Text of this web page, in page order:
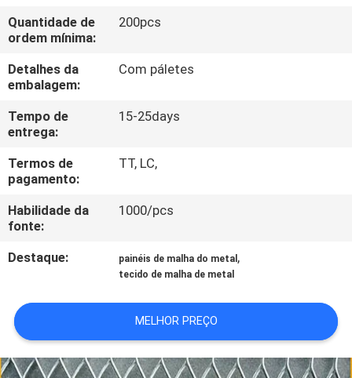
CONTROLE
DA
QUALIDADE
CONTACTE-
NOS
UMAS
CITAÇÕES
MAPA
DO
SITE
Quantidade de
ordem mínima:
200pcs
Detalhes da
embalagem:
Com páletes
Tempo de
entrega:
15-25days
Termos de
pagamento:
TT, LC,
Habilidade da
fonte:
1000/pcs
Destaque: painéis de malha do metal ,
tecido de malha de metal
MELHOR PREÇO